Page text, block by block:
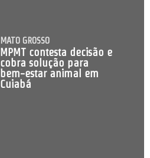
MATO GROSSO
MPMT contesta decisão e
cobra solução para
bem-estar animal em
Cuiabá